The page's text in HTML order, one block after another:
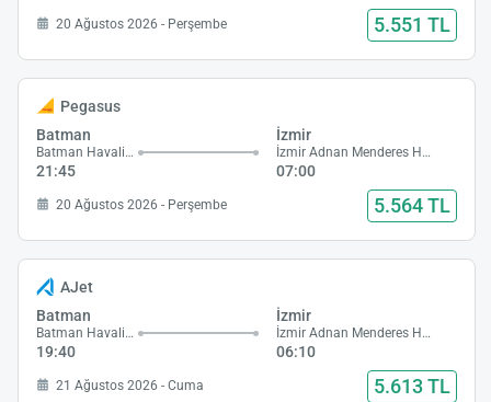
20 Ağustos 2026 - Perşembe 5.551 TL
Pegasus
Batman
Batman Havalimanı
21:45
İzmir
İzmir Adnan Menderes Havalimanı
07:00
20 Ağustos 2026 - Perşembe 5.564 TL
AJet
Batman
Batman Havalimanı
19:40
İzmir
İzmir Adnan Menderes Havalimanı
06:10
21 Ağustos 2026 - Cuma 5.613 TL